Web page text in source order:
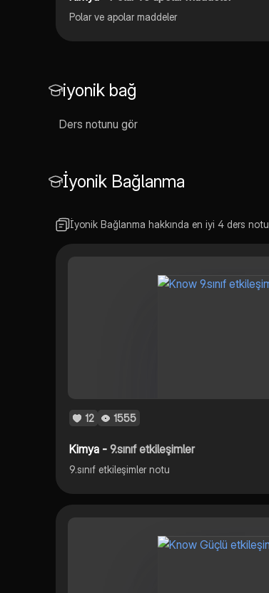
Polar ve apolar maddeler
iyonik bağ
Ders notunu gör
İyonik Bağlanma
İyonik Bağlanma hakkında en iyi 4 ders notu
12 1555
Kimya -9.sınıf etkileşimler
9.sınıf etkileşimler notu